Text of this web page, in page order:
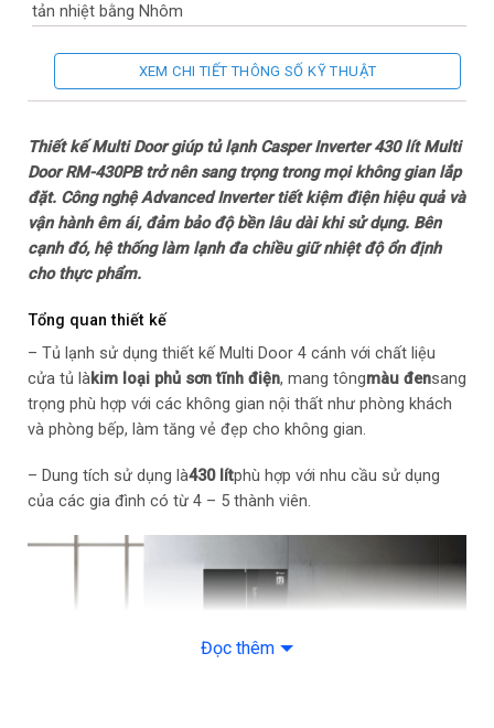
tản nhiệt bằng Nhôm
Năm ra mắt: 2024
Mức tiêu thụ điện năng
Công suất tiêu thụ công bố theo TCVN: 527 kWh/năm
Công nghệ tiết kiệm điện: Advanced Inverter
Công nghệ bảo quản và làm lạnh
Công nghệ làm lạnh: Làm lạnh đa chiều Làm lạnh nhanh 2°C,
cấp đông sâu -24°C
Công nghệ bảo quản thực phẩm: NatureFRESH Ngăn đông
Tiện ích
– Cảnh báo mở cửa
XEM CHI TIẾT THÔNG SỐ KỸ THUẬT
Thiết kế Multi Door giúp tủ lạnh Casper Inverter 430 lít Multi
Door RM-430PB trở nên sang trọng trong mọi không gian lắp
đặt. Công nghệ Advanced Inverter tiết kiệm điện hiệu quả và
vận hành êm ái, đảm bảo độ bền lâu dài khi sử dụng. Bên
cạnh đó, hệ thống làm lạnh đa chiều giữ nhiệt độ ổn định
cho thực phẩm.
Tổng quan thiết kế
– Tủ lạnh sử dụng thiết kế Multi Door 4 cánh với chất liệu
cửa tủ làkim loại phủ sơn tĩnh điện, mang tôngmàu đensang
trọng phù hợp với các không gian nội thất như phòng khách
và phòng bếp, làm tăng vẻ đẹp cho không gian.
– Dung tích sử dụng là430 lítphù hợp với nhu cầu sử dụng
của các gia đình có từ 4 – 5 thành viên.
Đọc thêm